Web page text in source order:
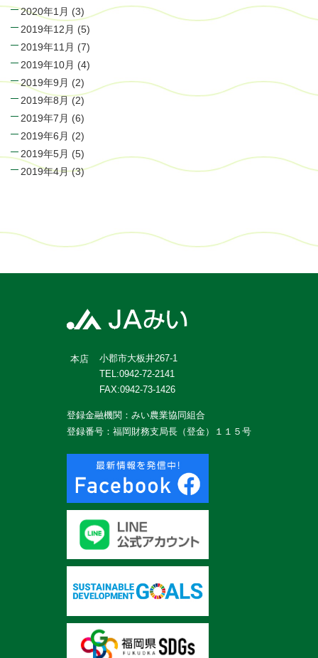
2020年1月 (3)
2019年12月 (5)
2019年11月 (7)
2019年10月 (4)
2019年9月 (2)
2019年8月(2)
2019年7月 (6)
2019年6月 (2)
2019年5月 (5)
2019年4月(3)
本店
小郡市大板井267-1
TEL:0942-72-2141
FAX:0942-73-1426
登録金融機関：みい農業協同組合
登録番号：福岡財務支局長（登金）１１５号